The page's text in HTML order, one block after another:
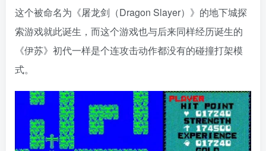
这个被命名为《屠龙剑（Dragon Slayer）》的地下城探
索游戏就此诞生，而这个游戏也与后来同样经历诞生的
《伊苏》初代一样是个连攻击动作都没有的碰撞打架模
式。